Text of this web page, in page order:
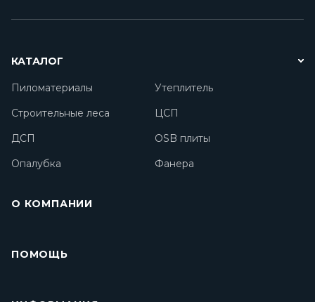
КАТАЛОГ
Пиломатериалы
Утеплитель
Строительные леса
ЦСП
ДСП
OSB плиты
Опалубка
Фанера
О КОМПАНИИ
ПОМОЩЬ